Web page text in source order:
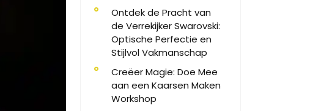
Ontdek de Pracht van
de Verrekijker Swarovski:
Optische Perfectie en
Stijlvol Vakmanschap
Creëer Magie: Doe Mee
aan een Kaarsen Maken
Workshop